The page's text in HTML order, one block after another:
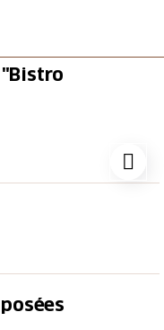
"Bistro